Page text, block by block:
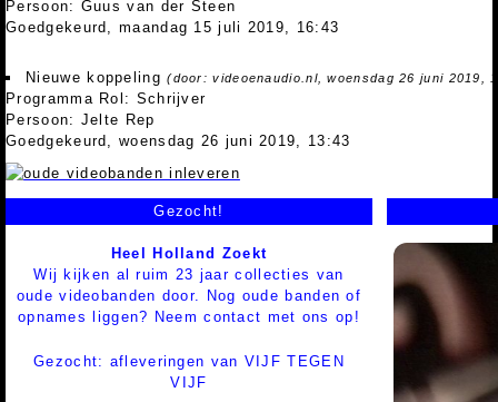
Persoon: Guus van der Steen
Goedgekeurd, maandag 15 juli 2019, 16:43
Nieuwe koppeling(door: videoenaudio.nl, woensdag 26 juni 2019,
Programma Rol: Schrijver
Persoon: Jelte Rep
Goedgekeurd, woensdag 26 juni 2019, 13:43
Gezocht!
Heel Holland Zoekt
Wij kijken al ruim 23 jaar collecties van
oude videobanden door. Nog oude banden of
opnames liggen? Neem contact met ons op!
Gezocht: afleveringen van VIJF TEGEN
VIJF